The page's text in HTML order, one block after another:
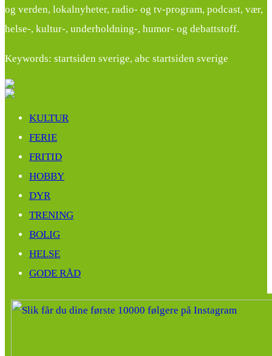
og verden, lokalnyheter, radio- og tv-program, podcast, vær,
helse-, kultur-, underholdning-, humor- og debattstoff.
Keywords: startsiden sverige, abc startsiden sverige
KULTUR
FERIE
FRITID
HOBBY
DYR
TRENING
BOLIG
HELSE
GODE RÅD